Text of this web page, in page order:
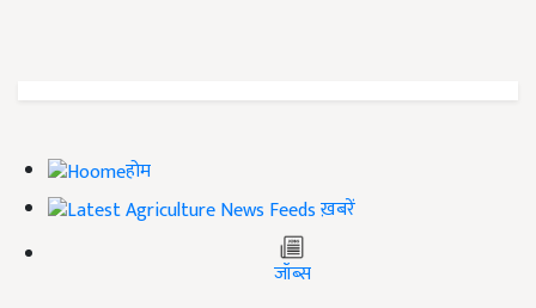
होम
ख़बरें
जॉब्स